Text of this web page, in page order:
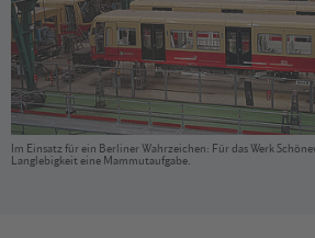
Im Einsatz für ein Berliner Wahrzeichen: Für das Werk
Langlebigkeit eine Mammutaufgabe.